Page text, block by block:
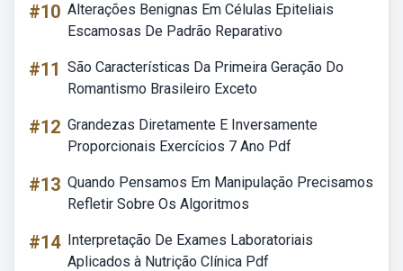
#10 Alterações Benignas Em Células Epiteliais
Escamosas De Padrão Reparativo
#11 São Características Da Primeira Geração Do
Romantismo Brasileiro Exceto
#12 Grandezas Diretamente E Inversamente
Proporcionais Exercícios 7 Ano Pdf
#13 Quando Pensamos Em Manipulação Precisamos
Refletir Sobre Os Algoritmos
#14 Interpretação De Exames Laboratoriais
Aplicados à Nutrição Clínica Pdf